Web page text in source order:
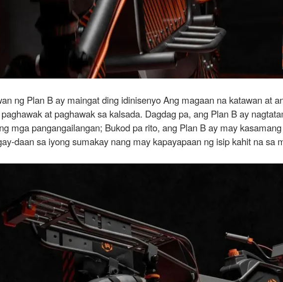
ng Plan B ay maingat ding idinisenyo Ang magaan na katawan at
at paghawak sa kalsada. Dagdag pa, ang Plan B ay
mga pangangailangan; Bukod pa rito, ang Plan B ay may
daan sa iyong sumakay nang may kapayapaan ng isip kahit na sa